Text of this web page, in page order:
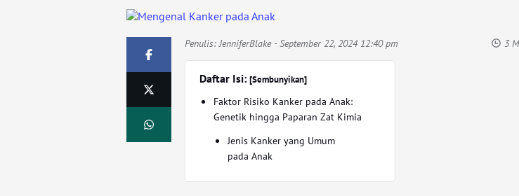
Penulis:JenniferBlake- September 22, 2024 12:40 pm 3
Daftar Isi:[Sembunyikan]
Faktor Risiko Kanker pada Anak:
Genetik hingga Paparan Zat Kimia
Jenis Kanker yang Umum
pada Anak